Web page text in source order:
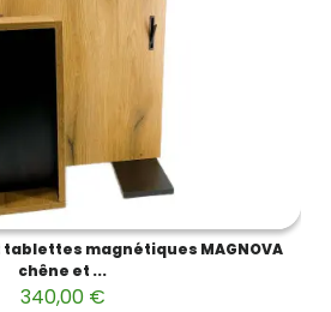
magnétiques MAGNOVA
chêne et ...
340,00 €